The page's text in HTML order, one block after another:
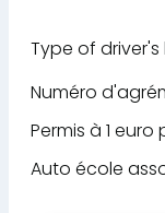
Type of driver's
Numéro
Permis à 1 euro
Auto école